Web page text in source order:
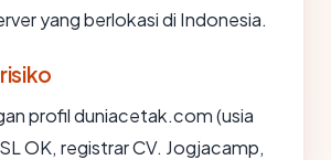
yang berlokasi di Indonesia.
profil duniacetak.com (usia
OK, registrar CV. Jogjacamp,